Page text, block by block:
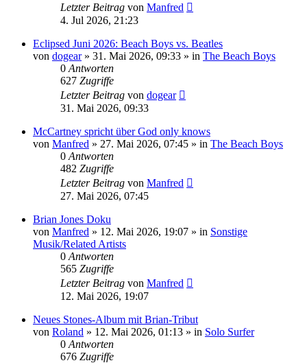
Letzter Beitrag von Manfred
4. Jul 2026, 21:23
Eclipsed Juni 2026: Beach Boys vs. Beatles
von dogear» 31. Mai 2026, 09:33 » in The Beach Boys
0 Antworten
627 Zugriffe
Letzter Beitrag von dogear
31. Mai 2026, 09:33
McCartney spricht über God only knows
von Manfred » 27. Mai 2026, 07:45 » in The Beach Boys
0 Antworten
482 Zugriffe
Letzter Beitrag von Manfred
27. Mai 2026, 07:45
Brian Jones Doku
von Manfred » 12. Mai 2026, 19:07 » in Sonstige
Musik/Related Artists
0 Antworten
565 Zugriffe
Letzter Beitrag von Manfred
12. Mai 2026, 19:07
Neues Stones-Album mit Brian-Tribut
von Roland » 12. Mai 2026, 01:13 » in Solo Surfer
0 Antworten
676 Zugriffe